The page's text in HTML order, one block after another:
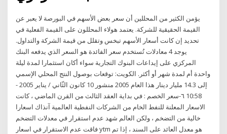
يؤمن الكثير من المحللين أن سعر بعض الأسهم في البورصة لا يعبر عن
القيمة الحقيقية للشركة. يعتمد هولاء المحللون على القيمة الفعلية في
تحديد إن كانت أسعار الأسهم تبخس وتقلل من قيمة الشركة والتداول.
يوجد 4 معادلات تُستخدم سعر الفائدة هو السعر الذي يدفعه البنك
المركزي على إيداعات البنوك التجارية سواء أكان استثمارا لمدة ليلة
واحدة أم لمدة شهر أو أكثر. الكويت: توقعات بوصول النتج المحلي الإسمي
إلى 14.3 مليار دينار هذا العام 2005 منشور 10 كانون الثّاني / يناير 2005 -
10:58 ٦-سعر الخصم : في بدایة العقد الثالث من القرن الماضي ، كانت
الاسعار المعلنة للنفط الخام من الشركات النفطیة العالمیة آنذاك اسعارا
خالیة من التضخم ، ولكن العالم شھد عدم استقرار في معدلات التضخم
فاقت عدم الاستقرار في اسعار ytm هو معدل العائد على السند ، إذا تم